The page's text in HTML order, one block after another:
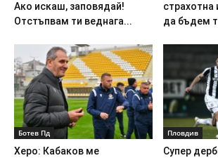
Ако искаш, заповядай!
Отстъпвам ти веднага...
страхотна
да бъдем
Ботев Пд
Херо: Кабаков ме
Пловдив
Супер